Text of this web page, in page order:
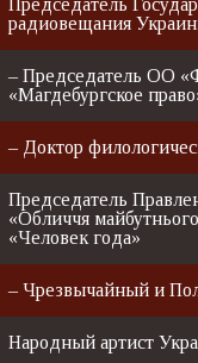
радиовещания
– Председатель ОО
«Магдебургское
– Доктор
Председатель
«Обличчя
«Человек года»
– Чрезвычайный и
Народный артист